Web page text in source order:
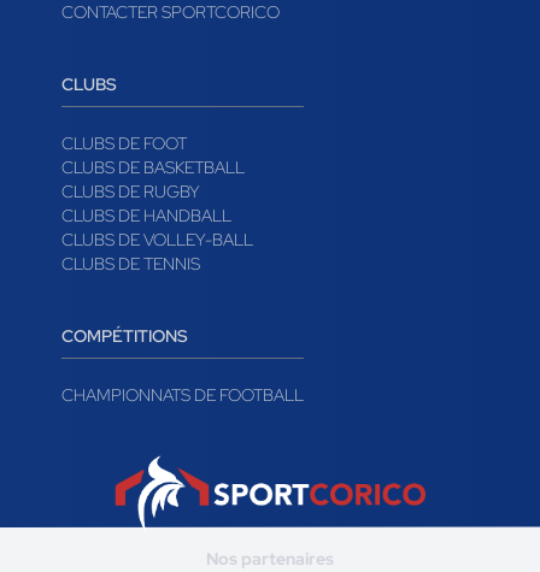
CONTACTER SPORTCORICO
CLUBS
CLUBS DE FOOT
CLUBS DE BASKETBALL
CLUBS DE RUGBY
CLUBS DE HANDBALL
CLUBS DE VOLLEY-BALL
CLUBS DE TENNIS
COMPÉTITIONS
CHAMPIONNATS DE FOOTBALL
Nos partenaires